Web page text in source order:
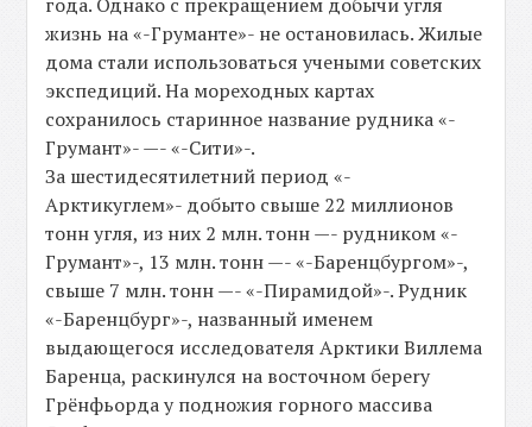
жизнь на «-Груманте»- не остановилась. Жилые
дома стали использоваться учеными советских
экспедиций. На мореходных картах
сохранилось старинное название рудника «-
Грумант»- —- «-Сити»-.
За шестидесятилетний период «-
Арктикуглем»- добыто свыше 22 миллионов
тонн угля, из них 2 млн. тонн —- рудником «-
Грумант»-, 13 млн. тонн —- «-Баренцбургом»-,
свыше 7 млн. тонн —- «-Пирамидой»-. Рудник
«-Баренцбург»-, названный именем
выдающегося исследователя Арктики Виллема
Баренца, раскинулся на восточном береry
Грёнфьорда у подножия горного массива